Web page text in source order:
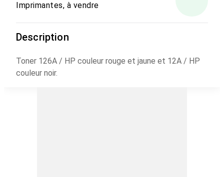
Imprimantes, à vendre
Description
Toner 126A / HP couleur rouge et jaune et 12A / HP
couleur noir.